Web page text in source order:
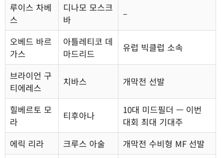
루이스 차베
스
디나모 모스크
바
–
오베드 바르
가스
아틀레티코 데
마드리드
유럽 빅클럽 소속
브라이언 구
티에레스
치바스 개막전 선발
힐베르토 모
라
티후아나
10대 미드필더 — 이번
대회 최대 기대주
에릭 리라
크루스 아술
개막전 수비형 MF 선발